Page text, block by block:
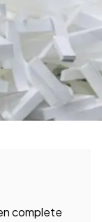
complete